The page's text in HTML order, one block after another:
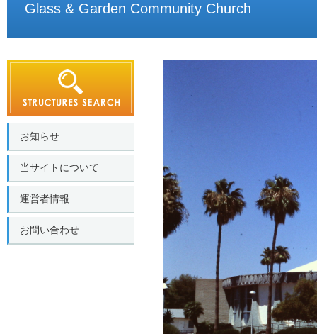
Glass & Garden Community Church
お知らせ
当サイトについて
運営者情報
お問い合わせ